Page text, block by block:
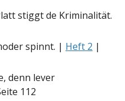
stiggt de Kriminalität.
spinnt. | Heft 2 |
denn lever
112